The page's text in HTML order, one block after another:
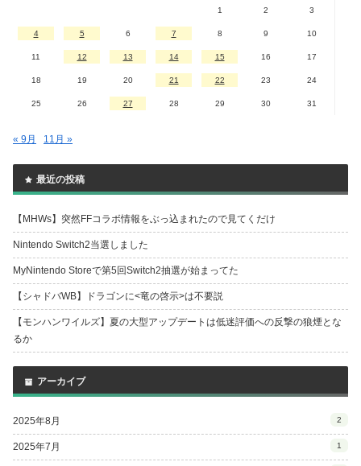
1 2 3
4 5 6 7 8 9 10
11 12 13 14 15 16 17
18 19 20 21 22 23 24
25 26 27 28 29 30 31
« 9月 11月 »
最近の投稿
【MHWs】突然FFコラボ情報をぶっ込まれたので見てくだけ
Nintendo Switch2当選しました
MyNintendo Storeで第5回Switch2抽選が始まってた
【シャドバWB】ドラゴンに<竜の啓示>は不要説
【モンハンワイルズ】夏の大型アップデートは低迷評価への反撃の狼煙とな
るか
アーカイブ
2025年8月 2
2025年7月 1